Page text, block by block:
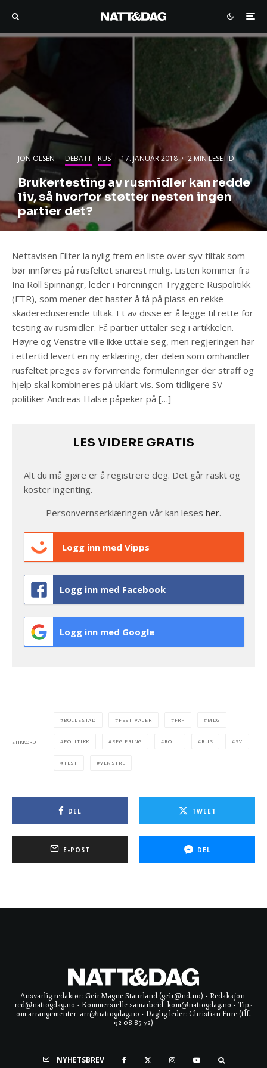
JON OLSEN · DEBATT RUS · 17. JANUAR 2018 · 2 MIN LESETID
Brukertesting av rusmidler kan redde
liv, så hvorfor støtter nesten ingen
partier det?
Nettavisen Filter la nylig frem en liste over syv tiltak som
bør innføres på rusfeltet snarest mulig. Listen kommer fra
Ina Roll Spinnangr, leder i Foreningen Tryggere Ruspolitikk
(FTR), som mener det haster å få på plass en rekke
skadereduserende tiltak. Et av disse er å legge til rette for
testing av rusmidler. Få partier uttaler seg i artikkelen.
Høyre og Venstre ville ikke uttale seg, men regjeringen har
i ettertid levert en ny erklæring, der delen som omhandler
rusfeltet preges av forvirrende formuleringer der straff og
hjelp skal kombineres på uklart vis. Som tidligere SV-
politiker Andreas Halse påpeker på […]
LES VIDERE GRATIS
Alt du må gjøre er å registrere deg. Det går raskt og
koster ingenting.
Personvernserklæringen vår kan leses her.
Logg inn med Vipps
Logg inn med Facebook
Logg inn med Google
STIKKORD
BOLLESTAD FESTIVALER FRP MDG
POLITIKK REGJERING ROLL RUS SV
TEST VENSTRE
DEL TWEET
E-POST DEL
Ansvarlig redaktør: Geir Magne Staurland (geir@nd.no) • Redaksjon:
red@nattogdag.no • Kommersielle samarbeid: kom@nattogdag.no • Tips
om arrangementer: arr@nattogdag.no • Daglig leder: Christian Fure (tlf.
92 08 85 72)
NYHETSBREV